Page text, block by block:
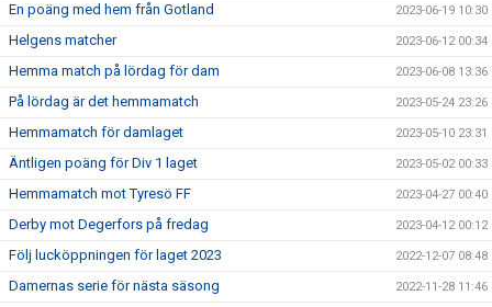
En poäng med hem från Gotland 2023-06-19 10:30
Helgens matcher 2023-06-12 00:34
Hemma match på lördag för dam 2023-06-08 13:36
På lördag är det hemmamatch 2023-05-24 23:26
Hemmamatch för damlaget 2023-05-10 23:31
Äntligen poäng för Div 1 laget 2023-05-02 00:33
Hemmamatch mot Tyresö FF 2023-04-27 00:40
Derby mot Degerfors på fredag 2023-04-12 00:12
Följ lucköppningen för laget 2023 2022-12-07 08:48
Damernas serie för nästa säsong 2022-11-28 11:46